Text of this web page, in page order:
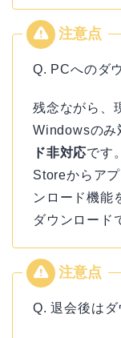
Q. PCへのダ
残念ながら、
Windowsのみ
ド非対応です
Storeからア
ンロード機能
ダウンロード
Q. 退会後は